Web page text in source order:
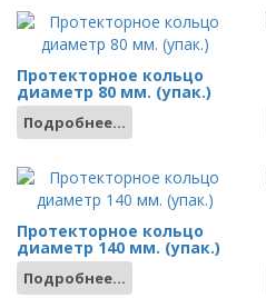
Протекторное кольцо
диаметр 80 мм. (упак.)
Подробнее...
Протекторное кольцо
диаметр 140 мм. (упак.)
Подробнее...